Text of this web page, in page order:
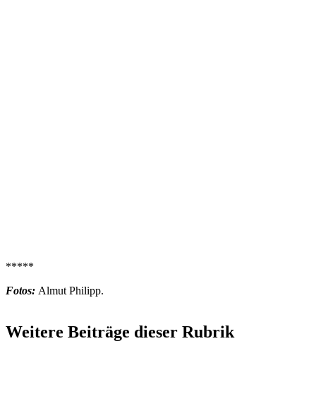
*****
Fotos: Almut Philipp.
Weitere Beiträge dieser Rubrik